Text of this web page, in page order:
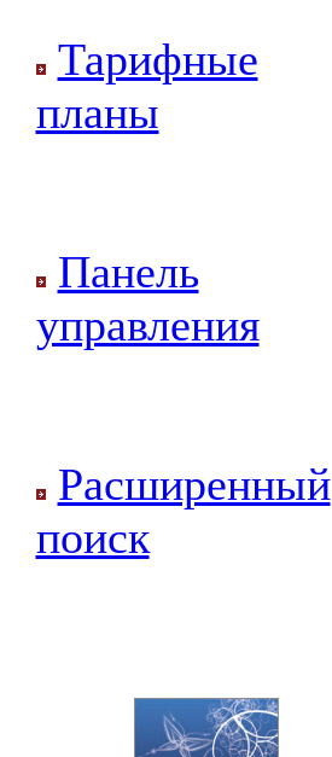
Тарифные
планы
Панель
управления
Расширенный
поиск